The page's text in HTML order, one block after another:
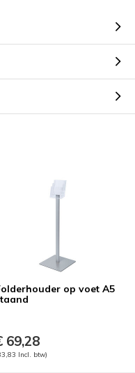
op voet A5
69,28
Incl. btw)